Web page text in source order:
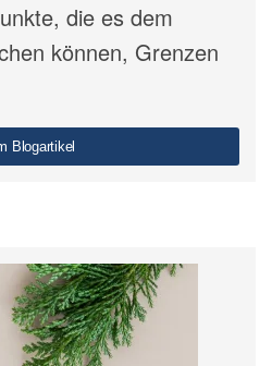
die es dem
können, Grenzen
Blogartikel